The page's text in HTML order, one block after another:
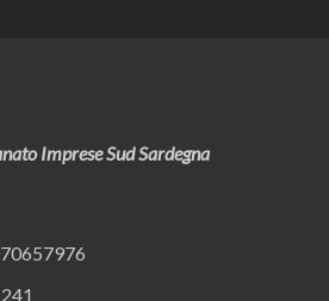
Imprese Sud Sardegna